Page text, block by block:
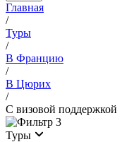
Главная
/
Туры
/
В Францию
/
В Цюрих
/
С визовой поддержкой
3
Туры